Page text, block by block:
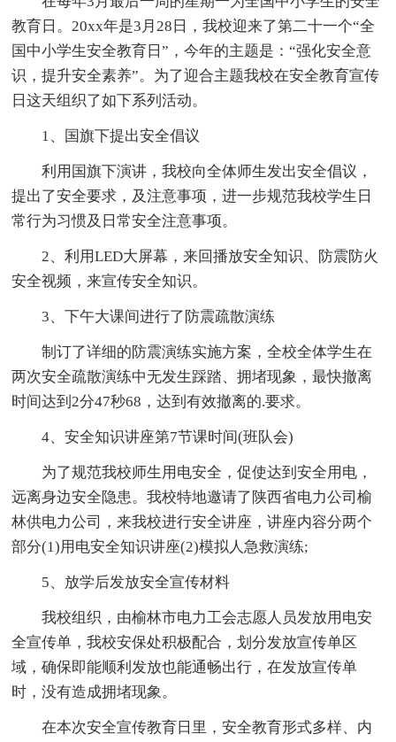
教育日。20xx年是3月28日，我校迎来了第二十一个“全
国中小学生安全教育日”，今年的主题是：“强化安全意
识，提升安全素养”。为了迎合主题我校在安全教育宣传
日这天组织了如下系列活动。
1、国旗下提出安全倡议
利用国旗下演讲，我校向全体师生发出安全倡议，
提出了安全要求，及注意事项，进一步规范我校学生日
常行为习惯及日常安全注意事项。
2、利用LED大屏幕，来回播放安全知识、防震防火
安全视频，来宣传安全知识。
3、下午大课间进行了防震疏散演练
制订了详细的防震演练实施方案，全校全体学生在
两次安全疏散演练中无发生踩踏、拥堵现象，最快撤离
时间达到2分47秒68，达到有效撤离的.要求。
4、安全知识讲座第7节课时间(班队会)
为了规范我校师生用电安全，促使达到安全用电，
远离身边安全隐患。我校特地邀请了陕西省电力公司榆
林供电力公司，来我校进行安全讲座，讲座内容分两个
部分(1)用电安全知识讲座(2)模拟人急救演练;
5、放学后发放安全宣传材料
我校组织，由榆林市电力工会志愿人员发放用电安
全宣传单，我校安保处积极配合，划分发放宣传单区
域，确保即能顺利发放也能通畅出行，在发放宣传单
时，没有造成拥堵现象。
在本次安全宣传教育日里，安全教育形式多样、内